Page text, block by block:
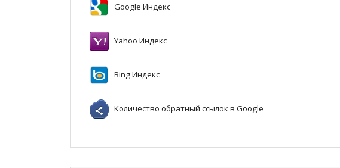
Google Индекс
Yahoo Индекс
Bing Индекс
Количество обратный ссылок в Google